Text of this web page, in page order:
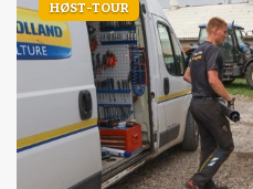
HØST-TOUR